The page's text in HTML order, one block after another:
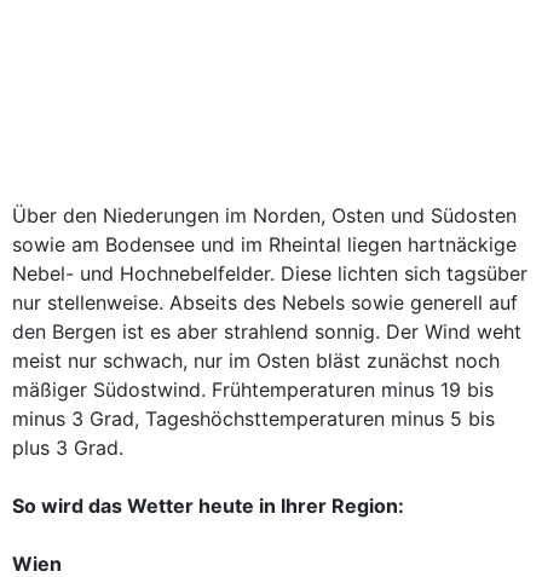
Über den Niederungen im Norden, Osten und Südosten
sowie am Bodensee und im Rheintal liegen hartnäckige
Nebel- und Hochnebelfelder. Diese lichten sich tagsüber
nur stellenweise. Abseits des Nebels sowie generell auf
den Bergen ist es aber strahlend sonnig. Der Wind weht
meist nur schwach, nur im Osten bläst zunächst noch
mäßiger Südostwind. Frühtemperaturen minus 19 bis
minus 3 Grad, Tageshöchsttemperaturen minus 5 bis
plus 3 Grad.
So wird das Wetter heute in Ihrer Region:
Wien